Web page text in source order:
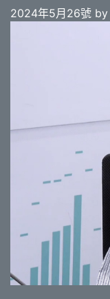
2024年5月26號 by